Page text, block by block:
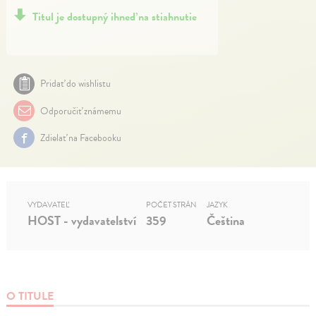
Titul je dostupný ihneď na stiahnutie
Pridať do wishlistu
Odporučiť známemu
Zdielať na Facebooku
O TITULE
VYDAVATEĽ
HOST - vydavatelství
POČET STRÁN
359
JAZYK
Čeština